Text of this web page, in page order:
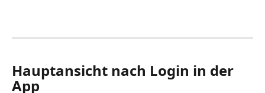
Hauptansicht nach Login in der
App